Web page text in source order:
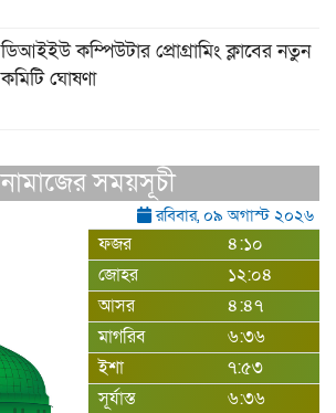
ডিআইইউ কম্পিউটার প্রোগ্রামিং ক্লাবের নতুন
কমিটি ঘোষণা
নামাজের সময়সূচী
রবিবার, ০৯ অগাস্ট ২০২৬
ফজর
৪:১০
জোহর
১২:০৪
আসর
৪:৪৭
মাগরিব
৬:৩৬
ইশা
৭:৫৩
সূর্যাস্ত
৬:৩৬